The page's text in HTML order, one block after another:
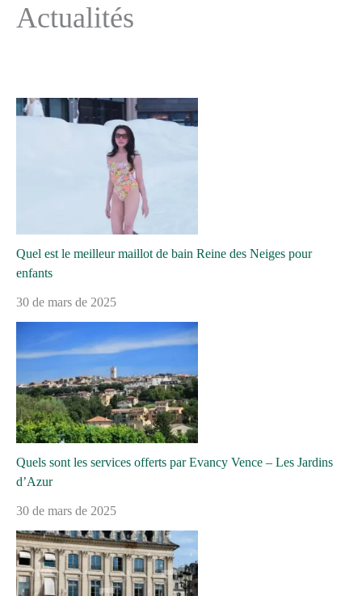
Actualités
Quel est le meilleur maillot de bain Reine des Neiges pour
enfants
30 de mars de 2025
Quels sont les services offerts par Evancy Vence – Les Jardins
d’Azur
30 de mars de 2025